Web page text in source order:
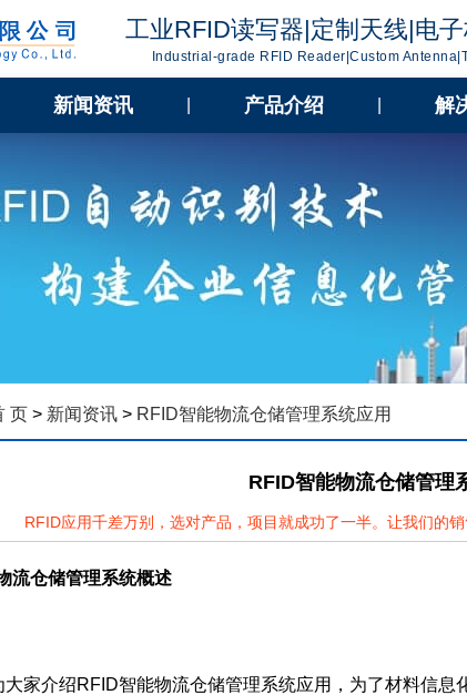
工业RFID读写器|定制天线|电
Industrial-grade RFID Reader|Custom
新闻资讯 产品介绍 解
页 > 新闻资讯 > RFID智能物流仓储管理系统应用
RFID智能物流仓储管理
RFID应用千差万别，选对产品，项目就成功了一半。让我们的
流仓储管理系统概述
介绍RFID智能物流仓储管理系统应用，为了材料信息